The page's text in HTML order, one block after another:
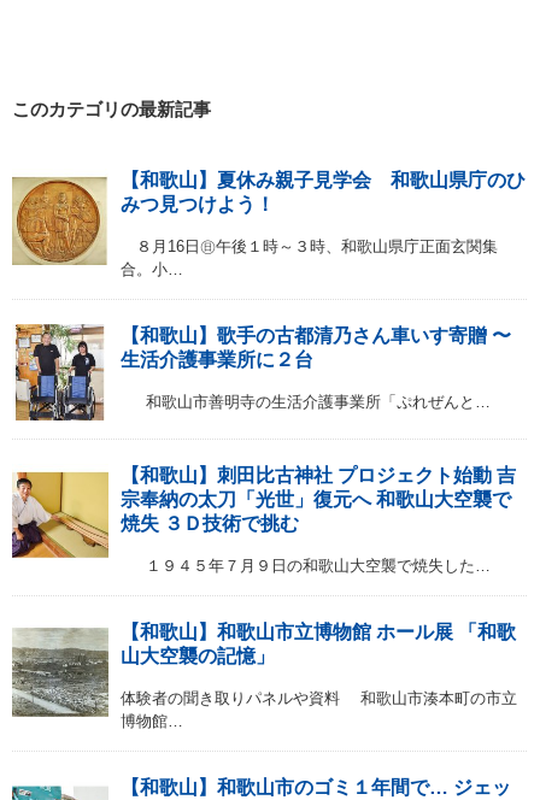
このカテゴリの最新記事
【和歌山】夏休み親子見学会 和歌山県庁のひ
みつ見つけよう！
８月16日㊐午後１時～３時、和歌山県庁正面玄関集
合。小…
【和歌山】歌手の古都清乃さん車いす寄贈 〜
生活介護事業所に２台
和歌山市善明寺の生活介護事業所「ぷれぜんと…
【和歌山】刺田比古神社 プロジェクト始動 吉
宗奉納の太刀「光世」復元へ 和歌山大空襲で
焼失 ３Ｄ技術で挑む
１９４５年７月９日の和歌山大空襲で焼失した…
【和歌山】和歌山市立博物館 ホール展 「和歌
山大空襲の記憶」
体験者の聞き取りパネルや資料 和歌山市湊本町の市立
博物館…
【和歌山】和歌山市のゴミ１年間で… ジェッ